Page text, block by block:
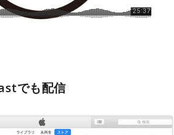
でも配信